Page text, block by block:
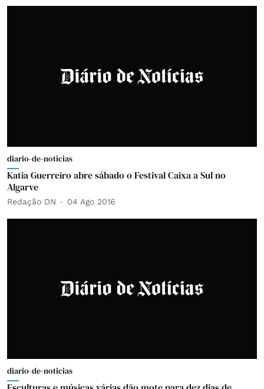
diario-de-noticias
Katia Guerreiro abre sábado o Festival Caixa a Sul no
Algarve
Redação DN 04 Ago 2016
diario-de-noticias